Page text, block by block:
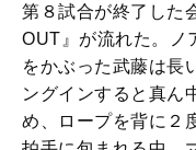
第８試合が終了した
OUT』が流れた。ノ
をかぶった武藤は長
ングインすると真ん
め、ロープを背に２